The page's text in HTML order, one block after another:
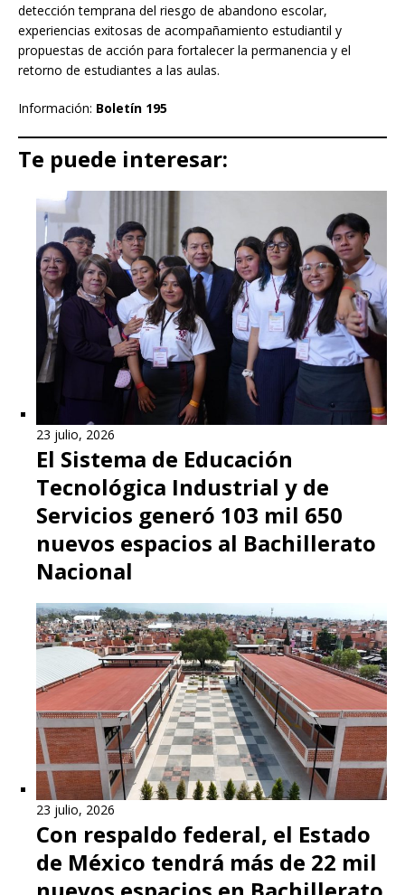
detección temprana del riesgo de abandono escolar,
experiencias exitosas de acompañamiento estudiantil y
propuestas de acción para fortalecer la permanencia y el
retorno de estudiantes a las aulas.
Información: Boletín 195
Te puede interesar:
23 julio, 2026
El Sistema de Educación
Tecnológica Industrial y de
Servicios generó 103 mil 650
nuevos espacios al Bachillerato
Nacional
23 julio, 2026
Con respaldo federal, el Estado
de México tendrá más de 22 mil